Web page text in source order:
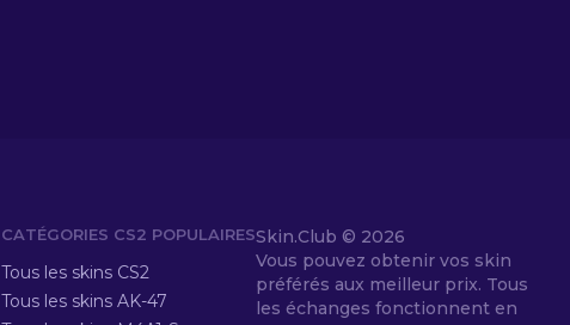
CATÉGORIES CS2 POPULAIRES
Tous les skins CS2
Tous les skins AK-47
Skin.Club © 2026
Vous pouvez obtenir vos skin
préférés aux meilleur prix. Tous
les échanges fonctionnent en